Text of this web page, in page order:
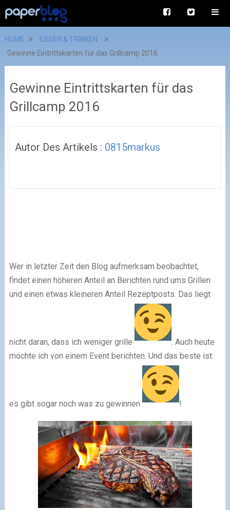
HOME
ESSEN & TRINKEN
Gewinne Eintrittskarten für das Grillcamp 2016
Gewinne Eintrittskarten für das
Grillcamp 2016
Autor Des Artikels : 0815markus
Wer in letzter Zeit den Blog aufmerksam beobachtet,
findet einen höheren Anteil an Berichten rund ums Grillen
und einen etwas kleineren Anteil Rezeptposts. Das liegt
nicht daran, dass ich weniger grille
. Auch heute
möchte ich von einem Event berichten. Und das beste ist:
es gibt sogar noch was zu gewinnen !